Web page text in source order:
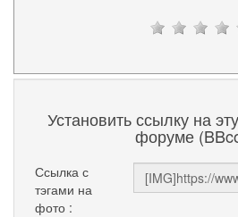
Установить ссылку на
форуме
Ссылка с
тэгами на
фото :